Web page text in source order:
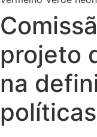
projeto
na